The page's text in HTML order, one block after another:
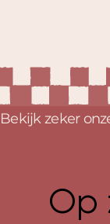
Bekijk zeker
Op